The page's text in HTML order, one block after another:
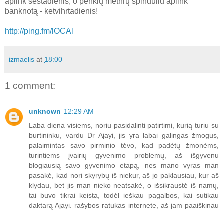
banknotą - ketvihrtadienis!
http://ping.fm/lOCAl
izmaelis at 18:00
1 comment:
unknown 12:29 AM
Laba diena visiems, noriu pasidalinti patirtimi, kurią turiu su
burtininku, vardu Dr Ajayi, jis yra labai galingas žmogus,
palaimintas savo pirminio tėvo, kad padėtų žmonėms,
turintiems įvairių gyvenimo problemų, aš išgyvenu
blogiausią savo gyvenimo etapą, nes mano vyras man
pasakė, kad nori skyrybų iš niekur, aš jo paklausiau, kur aš
klydau, bet jis man nieko neatsakė, o išsikraustė iš namų,
tai buvo tikrai keista, todėl ieškau pagalbos, kai sutikau
daktarą Ajayi. rašybos ratukas internete, aš jam paaiškinau